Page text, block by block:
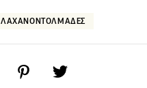
ΛΑΧΑΝΟΝΤΟΛΜΑΔΕΣ